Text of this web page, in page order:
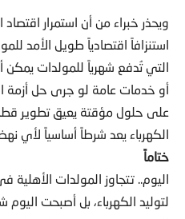
ويحذر خبراء من أن استمرار
استنزافاً اقتصادياً طويل الأمد
التي تُدفع شهرياً للمولدات يمكن
أو خدمات عامة لو جرى حل أزمة
على حلول مؤقتة يعيق تطوير
الكهرباء يعد شرطاً أساسياً لأي
ختاماً
اليوم.. تتجاوز المولدات
لتوليد الكهرباء، بل أصبحت